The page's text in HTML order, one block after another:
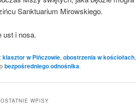
Sanktuarium Mirowskiego.
ust i nosa.
klasztor w Pińczowie, obostrzenia w kościołach,
bezpośredniego odnośnika.
OSTATNIE WPISY